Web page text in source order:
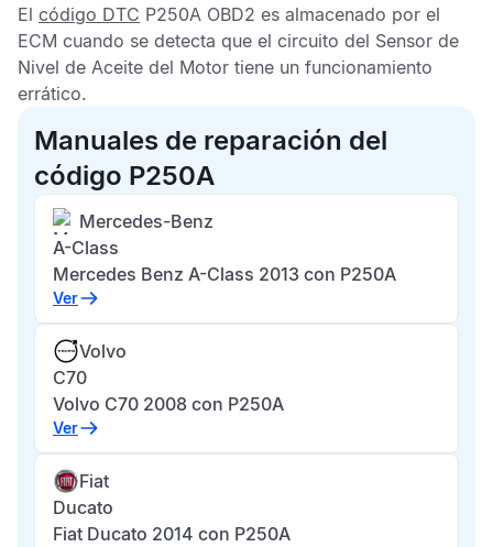
El código DTC P250A OBD2 es almacenado por el
ECM cuando se detecta que el circuito del Sensor de
Nivel de Aceite del Motor tiene un funcionamiento
errático.
Manuales de reparación del
código P250A
Mercedes-Benz
A-Class
Mercedes Benz A-Class 2013 con P250A
Ver
Volvo
C70
Volvo C70 2008 con P250A
Ver
Fiat
Ducato
Fiat Ducato 2014 con P250A